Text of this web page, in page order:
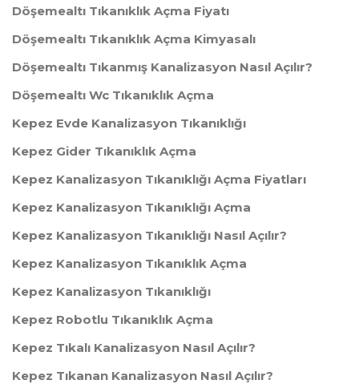
Döşemealtı Tıkanıklık Açma Fiyatı
Döşemealtı Tıkanıklık Açma Kimyasalı
Döşemealtı Tıkanmış Kanalizasyon Nasıl Açılır?
Döşemealtı Wc Tıkanıklık Açma
Kepez Evde Kanalizasyon Tıkanıklığı
Kepez Gider Tıkanıklık Açma
Kepez Kanalizasyon Tıkanıklığı Açma Fiyatları
Kepez Kanalizasyon Tıkanıklığı Açma
Kepez Kanalizasyon Tıkanıklığı Nasıl Açılır?
Kepez Kanalizasyon Tıkanıklık Açma
Kepez Kanalizasyon Tıkanıklığı
Kepez Robotlu Tıkanıklık Açma
Kepez Tıkalı Kanalizasyon Nasıl Açılır?
Kepez Tıkanan Kanalizasyon Nasıl Açılır?